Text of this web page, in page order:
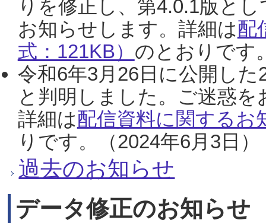
りを修正し、第4.0.1版と
お知らせします。詳細は配
式：121KB） のとおりです
令和6年3月26日に公開し
と判明しました。ご迷惑
詳細は配信資料に関するお
りです。（2024年6月3日）
過去のお知らせ
データ修正のお知らせ